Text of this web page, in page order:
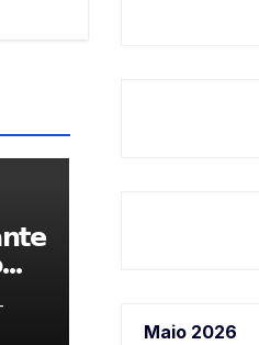
Maio 2026